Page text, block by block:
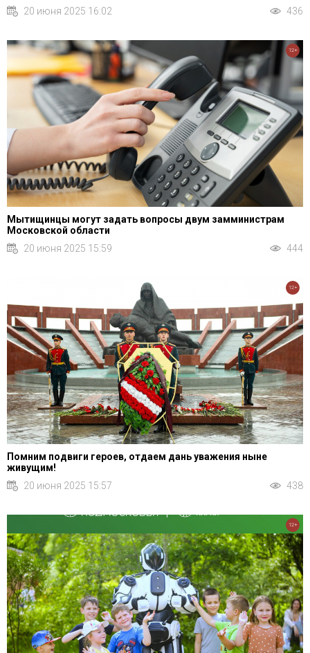
20 июня 2025 16:02
436
Мытищинцы могут задать вопросы двум замминистрам
Московской области
20 июня 2025 15:59
444
12+
Помним подвиги героев, отдаем дань уважения ныне
живущим!
20 июня 2025 15:57
438
12+
12+